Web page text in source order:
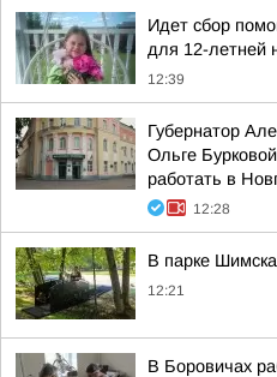
Идет сбор
для 12-летней
12:39
Губернатор
Ольге
работать в
12:28
В парке
12:21
В Боровичах